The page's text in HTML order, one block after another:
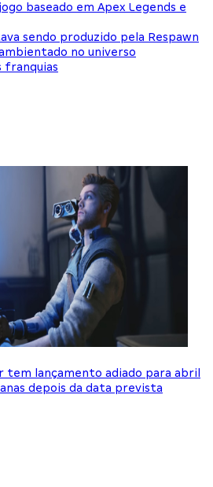
baseado em Apex Legends e
sendo produzido pela Respawn
no universo
franquias
tem lançamento adiado para abril
depois da data prevista